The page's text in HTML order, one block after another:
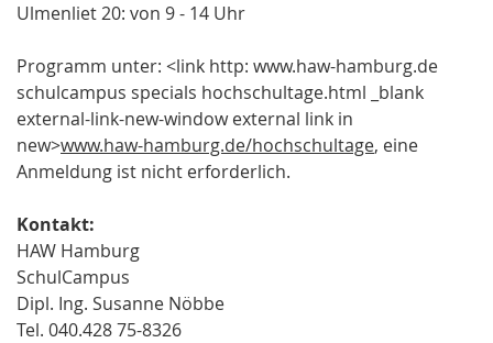
Ulmenliet 20: von 9 - 14 Uhr
Programm unter: <link http: www.haw-hamburg.de
schulcampus specials hochschultage.html _blank
external-link-new-window external link in
new>www.haw-hamburg.de/hochschultage, eine
Anmeldung ist nicht erforderlich.
Kontakt:
HAW Hamburg
SchulCampus
Dipl. Ing. Susanne Nöbbe
Tel. 040.428 75-8326